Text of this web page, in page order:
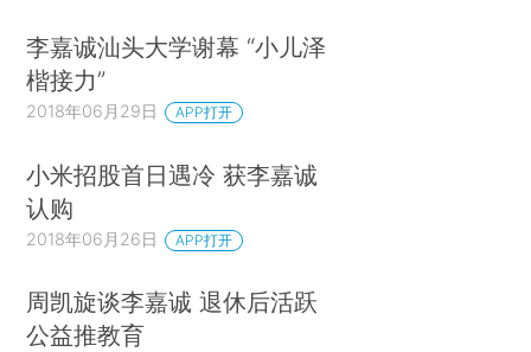
李嘉诚汕头大学谢幕 “小儿泽
楷接力”
2018年06月29日 APP打开
小米招股首日遇冷 获李嘉诚
认购
2018年06月26日 APP打开
周凯旋谈李嘉诚 退休后活跃
公益推教育